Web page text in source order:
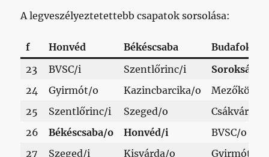
A legveszélyeztetettebb csapatok sorsolása:
f Honvéd Békéscsaba
Budafok
23
BVSC/i Szentlőrinc/i
Soroksár/i
24
Gyirmót/o Kazincbarcika/o
25
Szentlőrinc/i Szeged/o
Csákvár/i
26
Békéscsaba/o Honvéd/i
BVSC/o
27
Szeged/i Kisvárda/o Gyirmót/i